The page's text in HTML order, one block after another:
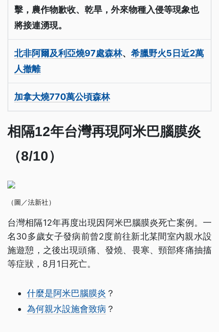
擊，農作物歉收、乾旱，外來物種入侵等現象也
將接連湧現。
北非阿爾及利亞燒97處森林、 希臘野火5日近2萬
人撤離
加拿大燒770萬公頃森林
相隔12年台灣再現阿米巴腦膜炎
（8/10）
（圖／法新社）
台灣相隔12年再度出現因阿米巴腦膜炎死亡案例。一
名30多歲女子發病前曾2度前往新北某間室內親水設
施遊憩，之後出現頭痛、發燒、畏寒、頸部疼痛抽搐
等症狀，8月1日死亡。
什麼是阿米巴腦膜炎 ？
為何親水設施會致病 ？